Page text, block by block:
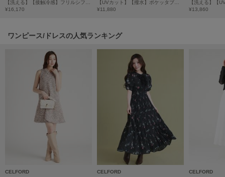
ルコックスポルティフ
¥16,170
¥11,880
¥13,860
ワンピース/ドレスの人気ランキング
CELFORD CELFORD CELFORD